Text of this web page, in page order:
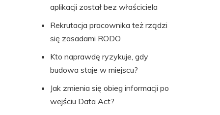
aplikacji został bez właściciela
Rekrutacja pracownika też rządzi
się zasadami RODO
Kto naprawdę ryzykuje, gdy
budowa staje w miejscu?
Jak zmienia się obieg informacji po
wejściu Data Act?